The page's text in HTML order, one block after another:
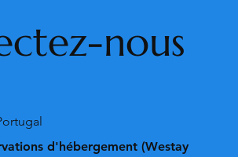
nous
d'hébergement (Westay